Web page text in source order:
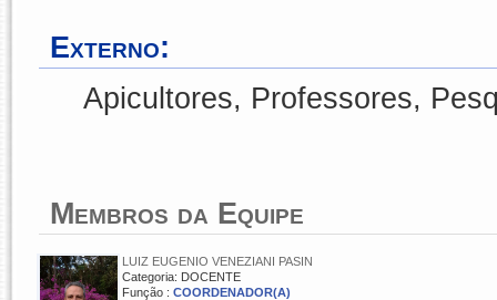
Externo:
Apicultores, Professores,
Membros da Equipe
LUIZ EUGENIO VENEZIANI PASIN
Categoria: DOCENTE
Função : COORDENADOR(A)